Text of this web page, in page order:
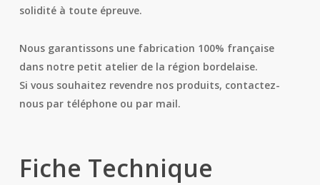
solidité à toute épreuve.
Nous garantissons une fabrication 100% française
dans notre petit atelier de la région bordelaise.
Si vous souhaitez revendre nos produits, contactez-
nous par téléphone ou par mail.
Fiche Technique